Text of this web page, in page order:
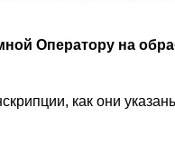
Оператору на
как они